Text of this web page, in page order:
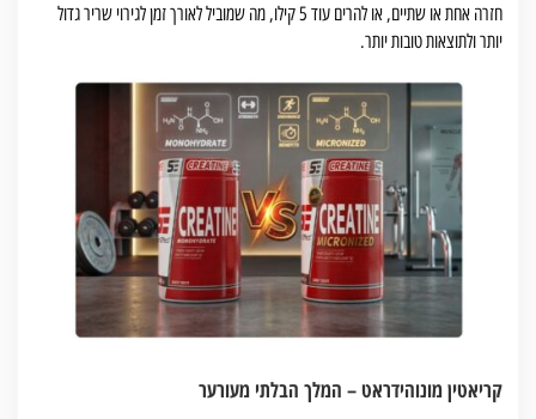
חזרה אחת או שתיים, או להרים עוד 5 קילו, מה שמוביל לאורך זמן לגירוי שריר גדול
יותר ולתוצאות טובות יותר.
קריאטין מונוהידראט – המלך הבלתי מעורער